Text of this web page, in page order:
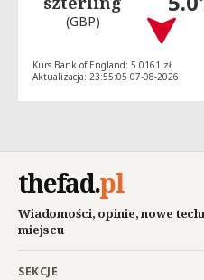
(GBP)
Kurs Bank of England: 5.0161 zł
Aktualizacja: 23:55:05 07-08-2026
thefad.pl
Wiadomości, opinie, nowe
miejscu
SEKCJE